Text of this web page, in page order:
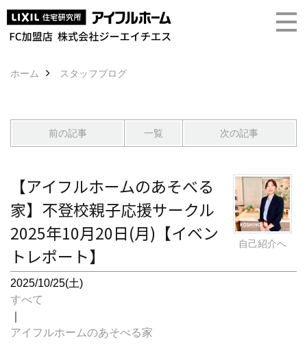
ホーム スタッフブログ
前の記事 一覧 次の記事
自己紹介へ
【アイフルホームのあそべる
家】不登校親子応援サークル
2025年10月20日(月)【イベン
トレポート】
2025/10/25(土)
すべて
アイフルホームのあそべる家